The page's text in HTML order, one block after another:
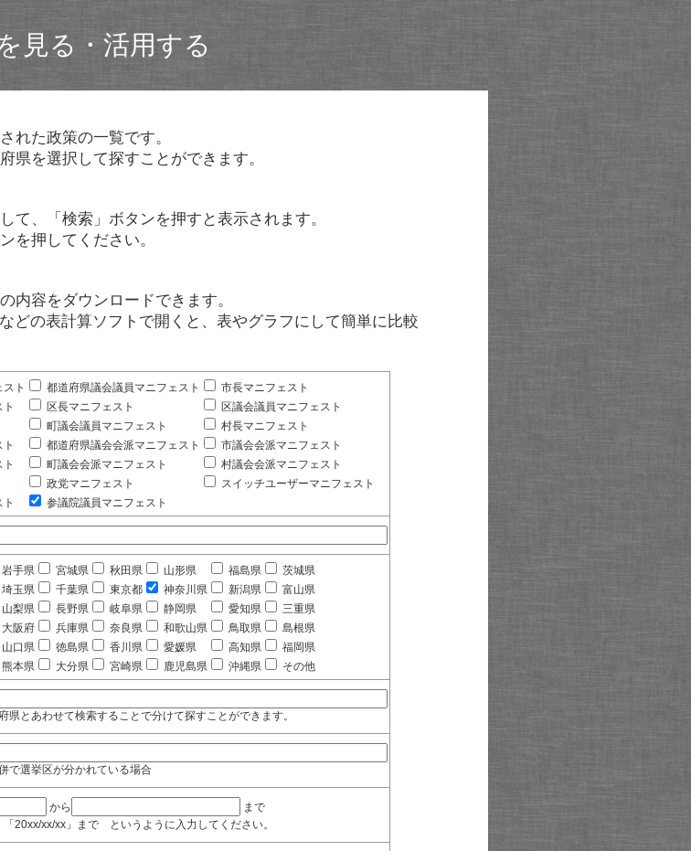
見る・活用する
れた政策の一覧です。
県を選択して探すことができます。
て、「検索」ボタンを押すと表示されます。
を押してください。
内容をダウンロードできます。
どの表計算ソフトで開くと、表やグラフにして簡単に比較
ト 都道府県議会議員マニフェスト
市長マニフェスト
区長マニフェスト
区議会議員マニフェスト
町議会議員マニフェスト
村長マニフェスト
都道府県議会会派マニフェスト
市議会会派マニフェスト
町議会会派マニフェスト
村議会会派マニフェスト
政党マニフェスト
スイッチユーザーマニフェスト
参議院議員マニフェスト
岩手県 宮城県 秋田県 山形県 福島県
茨城県
埼玉県 千葉県 東京都 神奈川県 新潟県
富山県
山梨県 長野県 岐阜県 静岡県 愛知県
三重県
大阪府 兵庫県 奈良県 和歌山県 鳥取県
島根県
山口県 徳島県 香川県 愛媛県 高知県
福岡県
熊本県 大分県 宮崎県 鹿児島県 沖縄県 その他
とあわせて検索することで分けて探すことができます。
で選挙区が分かれている場合
から
まで
xx/xx」まで というように入力してください。